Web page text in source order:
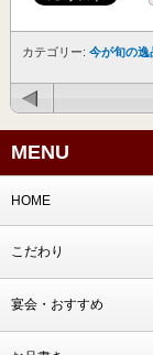
カテゴリー: 今が旬の逸
MENU
HOME
こだわり
宴会・おすすめ